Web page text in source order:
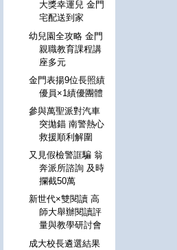
大獎幸運兒 金門
宅配送到家
幼兒園全攻略 金門
親職教育課程講
座多元
金門表揚9位長照績
優員×1績優團體
參與萬聖派對汽車
突拋錨 南警熱心
救援順利解圍
又見假檢警誆騙 翁
奔派所諮詢 及時
攔截50萬
新世代×雙閱讀 高
師大舉辦閱讀評
量與教學研討會
成大校長遴選結果